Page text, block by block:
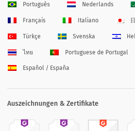
Português Nederlands
Français Italiano
Türkçe Svenska
ไทย Portuguese de Portugal
Español / España
Auszeichnungen & Zertifikate